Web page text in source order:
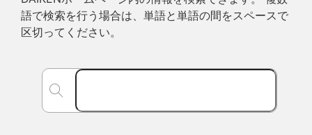
語で検索を行う場合は、単語と単語の間をスペースで
区切ってください。